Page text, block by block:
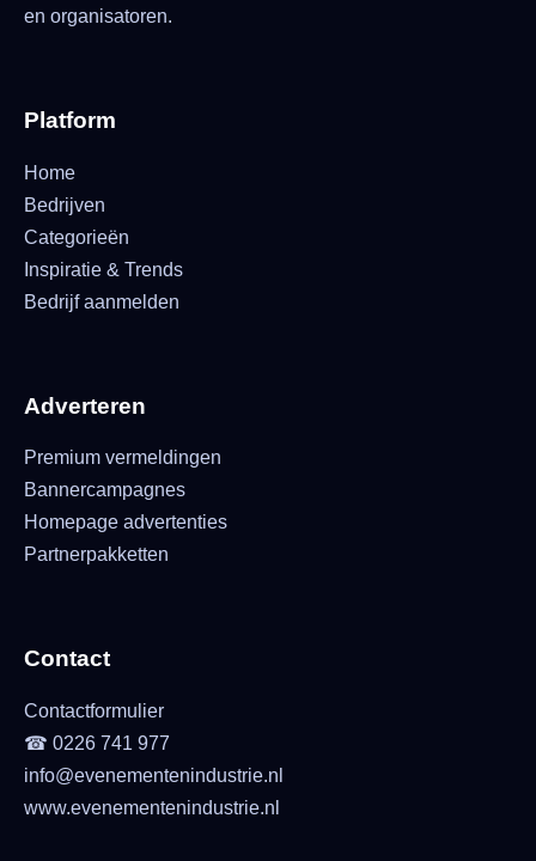
en organisatoren.
Platform
Home
Bedrijven
Categorieën
Inspiratie & Trends
Bedrijf aanmelden
Adverteren
Premium vermeldingen
Bannercampagnes
Homepage advertenties
Partnerpakketten
Contact
Contactformulier
☎ 0226 741 977
info@evenementenindustrie.nl
www.evenementenindustrie.nl